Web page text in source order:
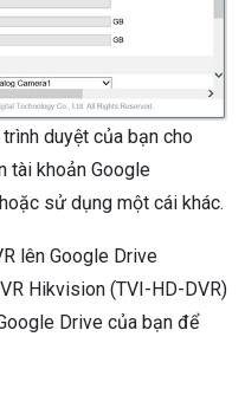
duyệt của bạn cho
tài khoản Google
sử dụng một cái khác.
Hikvision (TVI-HD-DVR)
Drive của bạn để